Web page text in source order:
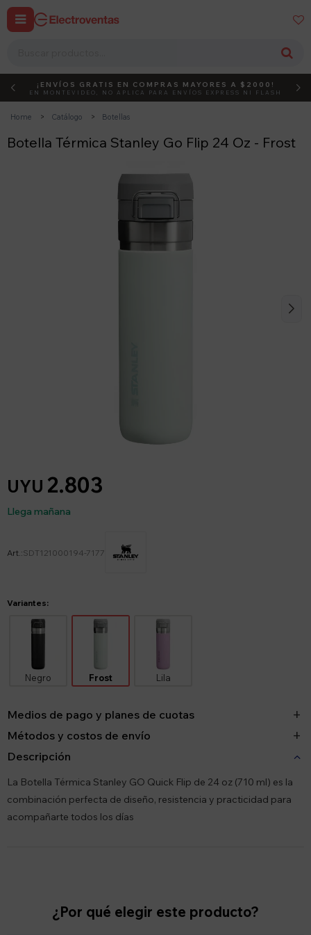
 
DEBUT ACTIVÁ EL CÓDIGO
¡ENVÍOS GRATIS EN COMPRAS MAYORES A $2000!
EN MONTEVIDEO, NO APLICA PARA ENVÍOS EXPRESS NI FLASH
Home Catálogo Botellas
Botella Térmica Stanley Go Flip 24 Oz - Frost
UYU 2.803
Llega mañana
SDT121000194-7177
Variantes:
Negro Frost Lila
Medios de pago y planes de cuotas
Métodos y costos de envío
Descripción
La Botella Térmica Stanley GO Quick Flip de 24 oz (710 ml) es la
combinación perfecta de diseño, resistencia y practicidad para
acompañarte todos los días
¿Por qué elegir este producto?